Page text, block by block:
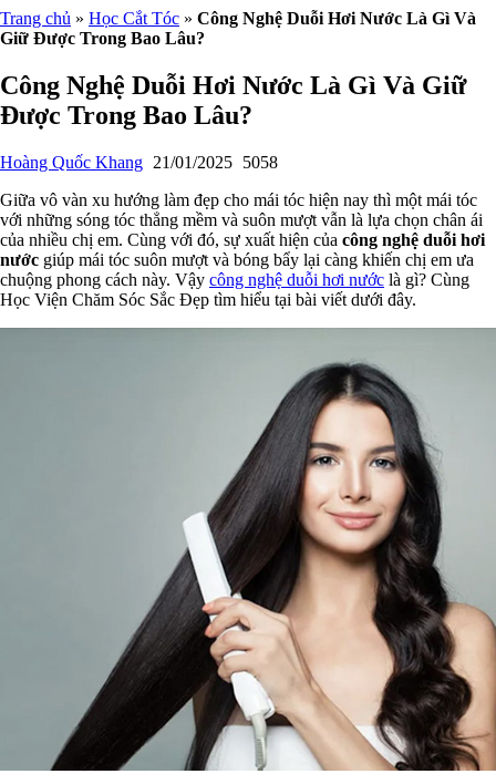
Trang chủ » Học Cắt Tóc » Công Nghệ Duỗi Hơi Nước Là Gì Và
Giữ Được Trong Bao Lâu?
Công Nghệ Duỗi Hơi Nước Là Gì Và Giữ
Được Trong Bao Lâu?
Hoàng Quốc Khang 21/01/2025 5058
Giữa vô vàn xu hướng làm đẹp cho mái tóc hiện nay thì một mái tóc
với những sóng tóc thẳng mềm và suôn mượt vẫn là lựa chọn chân ái
của nhiều chị em. Cùng với đó, sự xuất hiện của công nghệ duỗi hơi
nước giúp mái tóc suôn mượt và bóng bẩy lại càng khiến chị em ưa
chuộng phong cách này. Vậy công nghệ duỗi hơi nước là gì? Cùng
Học Viện Chăm Sóc Sắc Đẹp tìm hiểu tại bài viết dưới đây.